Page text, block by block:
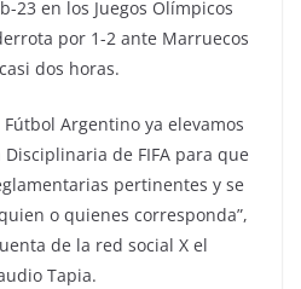
23 en los Juegos Olímpicos
por 1-2 ante Marruecos
dos horas.
Argentino ya elevamos
de FIFA para que
pertinentes y se
o quienes corresponda”,
de la red social X el
Tapia.